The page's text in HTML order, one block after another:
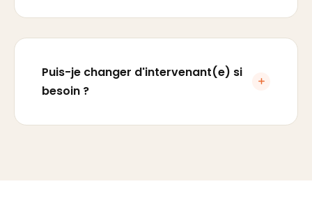
Puis-je changer d'intervenant(e) si
besoin ?